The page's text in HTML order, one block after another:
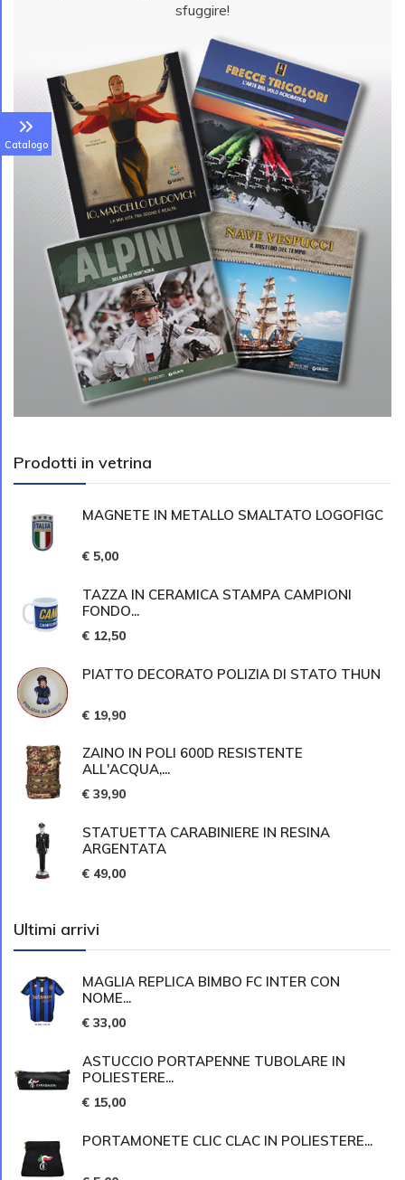
Catalogo
sfuggire!
Prodotti in vetrina
MAGNETE IN METALLO SMALTATO LOGOFIGC
€ 5,00
TAZZA IN CERAMICA STAMPA CAMPIONI
FONDO...
€ 12,50
PIATTO DECORATO POLIZIA DI STATO THUN
€ 19,90
ZAINO IN POLI 600D RESISTENTE
ALL'ACQUA,...
€ 39,90
STATUETTA CARABINIERE IN RESINA
ARGENTATA
€ 49,00
Ultimi arrivi
MAGLIA REPLICA BIMBO FC INTER CON
NOME...
€ 33,00
ASTUCCIO PORTAPENNE TUBOLARE IN
POLIESTERE...
€ 15,00
PORTAMONETE CLIC CLAC IN POLIESTERE...